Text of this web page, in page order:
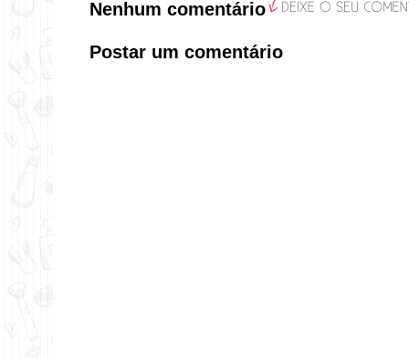
Nenhum comentário
Postar um comentário